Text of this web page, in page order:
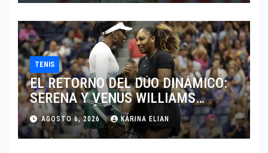
TENIS
EL RETORNO DEL DÚO DINÁMICO:
SERENA Y VENUS WILLIAMS
DISPUTARÁN LOS DOBLES EN
CINCINNATI 2026
AGOSTO 6, 2026 KARINA ELIAN